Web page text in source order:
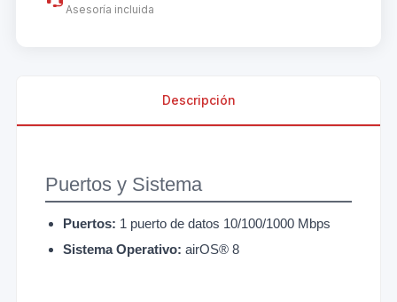
Asesoría incluida
Descripción
Puertos y Sistema
Puertos: 1 puerto de datos 10/100/1000 Mbps
Sistema Operativo: airOS® 8